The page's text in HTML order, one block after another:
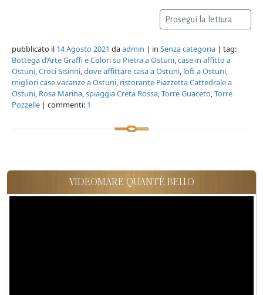
Prosegui la lettura
pubblicato il 14 Agosto 2021 daadmin | in Senza categoria | tag:
Bottega d’Arte Graffi e Colori su Pietra a Ostuni,case in affitto a
Ostuni,Croci Sisinni,dove affittare casa a Ostuni, loft a Ostuni,
migliori case vacanze a Ostuni, ristorante Piazzetta Cattedrale a
Ostuni, Rosa Marina,spiaggia Creta Rossa,Torre Guaceto,Torre
Pozzelle | commenti: 1
VIDEOMARE QUANT'È BELLO